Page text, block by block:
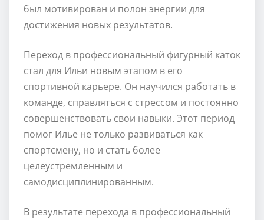
был мотивирован и полон энергии для
достижения новых результатов.
Переход в профессиональный фигурный каток
стал для Ильи новым этапом в его
спортивной карьере. Он научился работать в
команде, справляться с стрессом и постоянно
совершенствовать свои навыки. Этот период
помог Илье не только развиваться как
спортсмену, но и стать более
целеустремленным и
самодисциплинированным.
В результате перехода в профессиональный